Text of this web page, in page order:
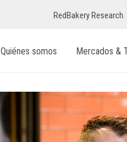
RedBakery Research
Quiénes somos Mercados &